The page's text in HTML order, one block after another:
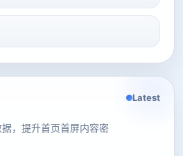
，提升首页首屏内容密
Latest